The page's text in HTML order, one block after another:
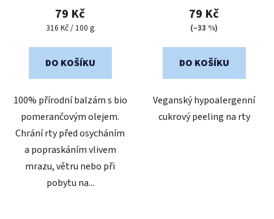
produktu
je
z
79 Kč
Měrná
316 Kč / 100 g
DO KOŠÍKU
100% přírodní balzám s bio
pomerančovým olejem.
Chrání rty před osycháním
a popraskáním vlivem
mrazu, větru nebo při
pobytu na...
produktu
je
z
79 Kč
(–33 %)
DO KOŠÍKU
Veganský hypoalergenní
cukrový peeling na rty